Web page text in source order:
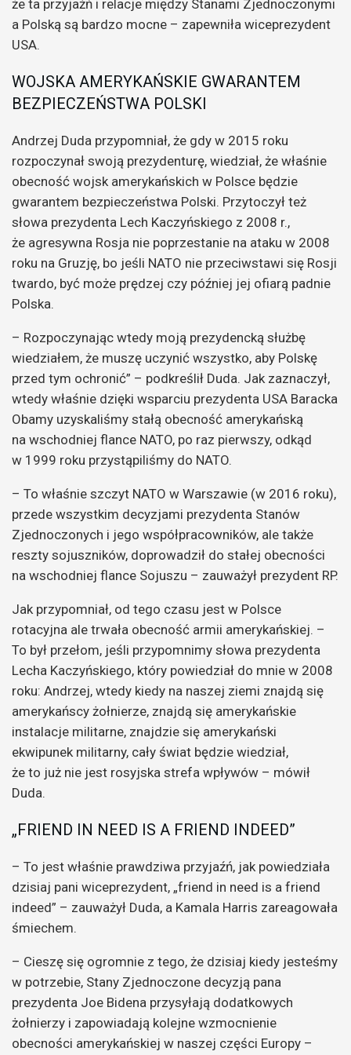
że ta przyjaźń i relacje między Stanami Zjednoczonymi
a Polską są bardzo mocne – zapewniła wiceprezydent
USA.
WOJSKA AMERYKAŃSKIE GWARANTEM
BEZPIECZEŃSTWA POLSKI
Andrzej Duda przypomniał, że gdy w 2015 roku
rozpoczynał swoją prezydenturę, wiedział, że właśnie
obecność wojsk amerykańskich w Polsce będzie
gwarantem bezpieczeństwa Polski. Przytoczył też
słowa prezydenta Lech Kaczyńskiego z 2008 r.,
że agresywna Rosja nie poprzestanie na ataku w 2008
roku na Gruzję, bo jeśli NATO nie przeciwstawi się Rosji
twardo, być może prędzej czy później jej ofiarą padnie
Polska.
– Rozpoczynając wtedy moją prezydencką służbę
wiedziałem, że muszę uczynić wszystko, aby Polskę
przed tym ochronić” – podkreślił Duda. Jak zaznaczył,
wtedy właśnie dzięki wsparciu prezydenta USA Baracka
Obamy uzyskaliśmy stałą obecność amerykańską
na wschodniej flance NATO, po raz pierwszy, odkąd
w 1999 roku przystąpiliśmy do NATO.
– To właśnie szczyt NATO w Warszawie (w 2016 roku),
przede wszystkim decyzjami prezydenta Stanów
Zjednoczonych i jego współpracowników, ale także
reszty sojuszników, doprowadził do stałej obecności
na wschodniej flance Sojuszu – zauważył prezydent RP.
Jak przypomniał, od tego czasu jest w Polsce
rotacyjna ale trwała obecność armii amerykańskiej. –
To był przełom, jeśli przypomnimy słowa prezydenta
Lecha Kaczyńskiego, który powiedział do mnie w 2008
roku: Andrzej, wtedy kiedy na naszej ziemi znajdą się
amerykańscy żołnierze, znajdą się amerykańskie
instalacje militarne, znajdzie się amerykański
ekwipunek militarny, cały świat będzie wiedział,
że to już nie jest rosyjska strefa wpływów – mówił
Duda.
„FRIEND IN NEED IS A FRIEND INDEED”
– To jest właśnie prawdziwa przyjaźń, jak powiedziała
dzisiaj pani wiceprezydent, „friend in need is a friend
indeed” – zauważył Duda, a Kamala Harris zareagowała
śmiechem.
– Cieszę się ogromnie z tego, że dzisiaj kiedy jesteśmy
w potrzebie, Stany Zjednoczone decyzją pana
prezydenta Joe Bidena przysyłają dodatkowych
żołnierzy i zapowiadają kolejne wzmocnienie
obecności amerykańskiej w naszej części Europy –